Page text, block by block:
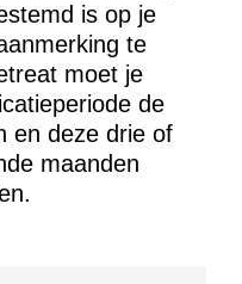
is op je
te
moet je
de
en deze drie of
maanden